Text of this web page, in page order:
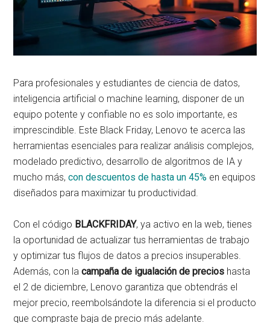
Para profesionales y estudiantes de ciencia de datos,
inteligencia artificial o machine learning, disponer de un
equipo potente y confiable no es solo importante, es
imprescindible. Este Black Friday, Lenovo te acerca las
herramientas esenciales para realizar análisis complejos,
modelado predictivo, desarrollo de algoritmos de IA y
mucho más,con descuentos de hasta un 45% en equipos
diseñados para maximizar tu productividad.
Con el código BLACKFRIDAY, ya activo en la web, tienes
la oportunidad de actualizar tus herramientas de trabajo
y optimizar tus flujos de datos a precios insuperables.
Además, con lacampaña de igualación de precios hasta
el 2 de diciembre, Lenovo garantiza que obtendrás el
mejor precio, reembolsándote la diferencia si el producto
que compraste baja de precio más adelante.